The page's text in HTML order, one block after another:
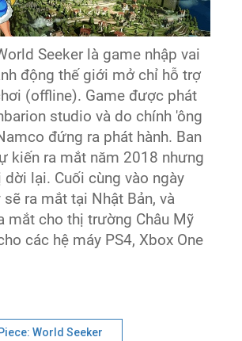
Seeker là game nhập vai
động thế giới mở chỉ hỗ trợ
(offline). Game được phát
studio và do chính 'ông
đứng ra phát hành. Ban
kiến ra mắt năm 2018 nhưng
dời lại. Cuối cùng vào ngày
ra mắt tại Nhật Bản, và
mắt cho thị trường Châu Mỹ
các hệ máy PS4, Xbox One
World Seeker